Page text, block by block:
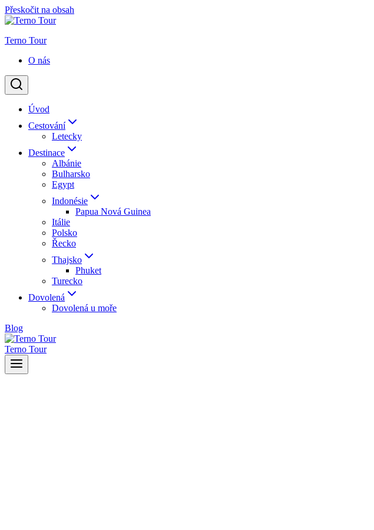
Přeskočit na obsah
Terno Tour
O nás
Úvod
Cestování
Letecky
Destinace
Albánie
Bulharsko
Egypt
Indonésie
Papua Nová Guinea
Itálie
Polsko
Řecko
Thajsko
Phuket
Turecko
Dovolená
Dovolená u moře
Blog
Terno Tour